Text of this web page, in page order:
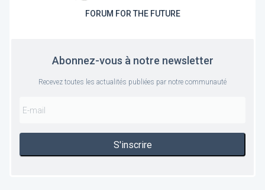
FORUM FOR THE FUTURE
Abonnez-vous à notre newsletter
Recevez toutes les actualités publiées par notre communauté
S'inscrire